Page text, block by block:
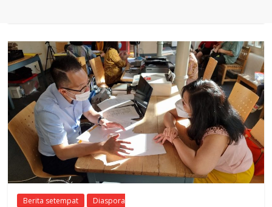
Berita setempat
Diaspora